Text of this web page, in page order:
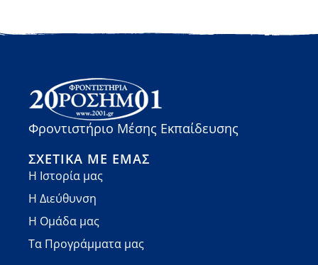
Φροντιστήριο Μέσης Εκπαίδευσης
ΣΧΕΤΙΚΆ ΜΕ ΕΜΆΣ
Η Ιστορία μας
Η Διεύθυνση
Η Ομάδα μας
Τα Προγράμματα μας